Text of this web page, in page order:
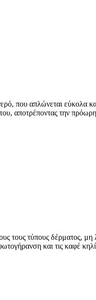
που απλώνεται εύκολα
αποτρέποντας την
τους τύπους δέρματος,
και τις καφέ